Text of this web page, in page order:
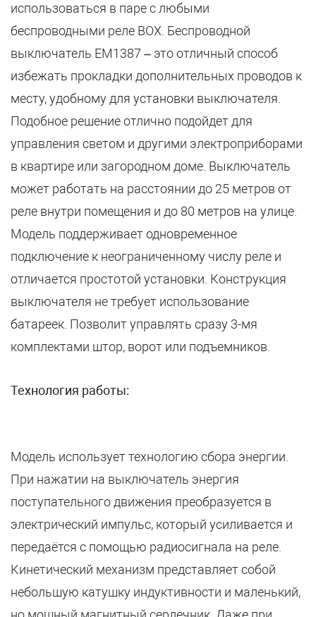
использоваться в паре с любыми
беспроводными реле BOX. Беспроводной
выключатель EM1387 – это отличный способ
избежать прокладки дополнительных проводов к
месту, удобному для установки выключателя.
Подобное решение отлично подойдет для
управления светом и другими электроприборами
в квартире или загородном доме. Выключатель
может работать на расстоянии до 25 метров от
реле внутри помещения и до 80 метров на улице.
Модель поддерживает одновременное
подключение к неограниченному числу реле и
отличается простотой установки. Конструкция
выключателя не требует использование
батареек. Позволит управлять сразу 3-мя
комплектами штор, ворот или подъемников.
Технология работы:
Модель использует технологию сбора энергии.
При нажатии на выключатель энергия
поступательного движения преобразуется в
электрический импульс, который усиливается и
передаётся с помощью радиосигнала на реле.
Кинетический механизм представляет собой
небольшую катушку индуктивности и маленький,